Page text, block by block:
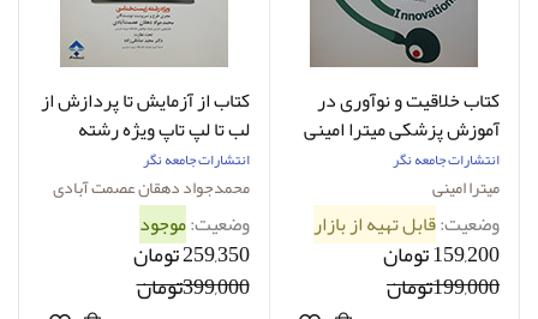
کتاب خلاقیت و نوآوری در
آموزش پزشکی میترا امینی
انتشارات جامعه نگر
میترا امینی
وضعیت:قابل تهیه از بازار
159,200 تومان
199,000تومان
کتاب از آزمایش تا پردازش از
لب تا لپ تاپ ویژه رشته
زیست شناسی محمدجواد
دهقان
انتشارات جامعه نگر
محمدجواد دهقان عصمت آبادی
وضعیت:موجود
259,350 تومان
399,000تومان